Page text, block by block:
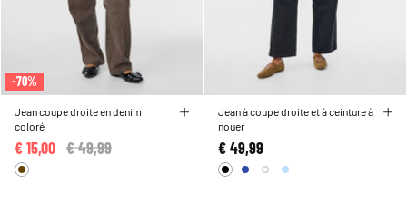
-70%
Jean coupe droite en denim
coloré
Price reduced from
€ 49,99
€ 15,00
Jean à coupe droite et à ceinture à
nouer
€ 49,99